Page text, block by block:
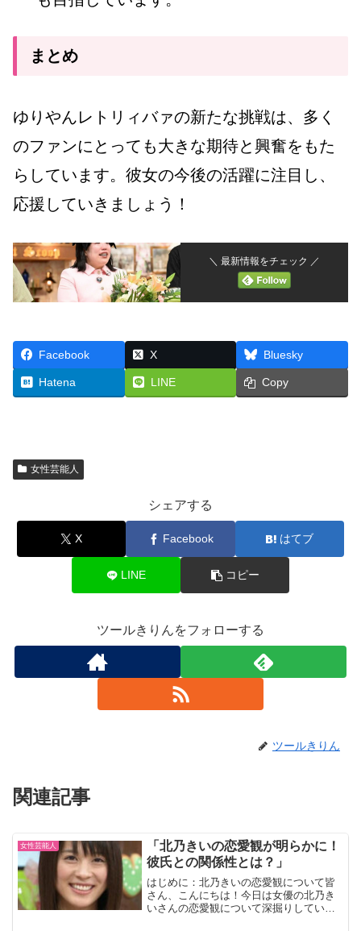
まとめ
ゆりやんレトリィバァの新たな挑戦は、多く
のファンにとっても大きな期待と興奮をもた
らしています。彼女の今後の活躍に注目し、
応援していきましょう！
＼ 最新情報をチェック ／
Facebook X Bluesky
Hatena LINE Copy
女性芸能人
シェアする
X Facebook はてブ
LINE コピー
ツールきりんをフォローする
ツールきりん
関連記事
女性芸能人
「北乃きいの恋愛観が明らかに！
彼氏との関係性とは？」
はじめに：北乃きいの恋愛観について皆
さん、こんにちは！今日は女優の北乃き
いさんの恋愛観について深掘りしていき